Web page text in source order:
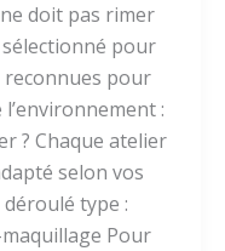
doit pas rimer
pour
reconnues pour
:
? Chaque atelier
selon vos
type :
Pour